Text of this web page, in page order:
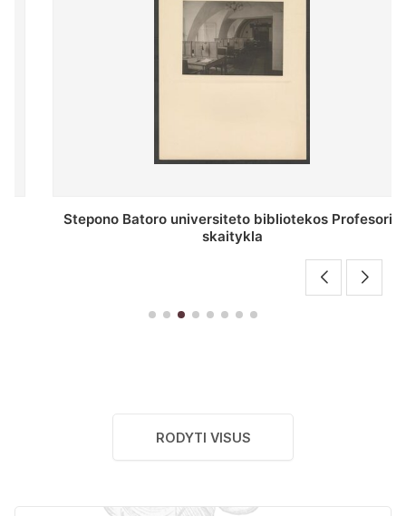
Stepono Batoro universiteto bibliotekos Profesorių
skaitykla
RODYTI VISUS